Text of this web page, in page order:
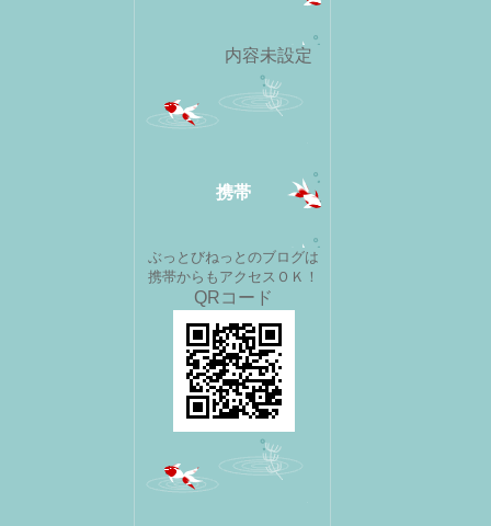
内容未設定
携帯
ぶっとびねっとのブログは
携帯からもアクセスＯＫ！
QRコード